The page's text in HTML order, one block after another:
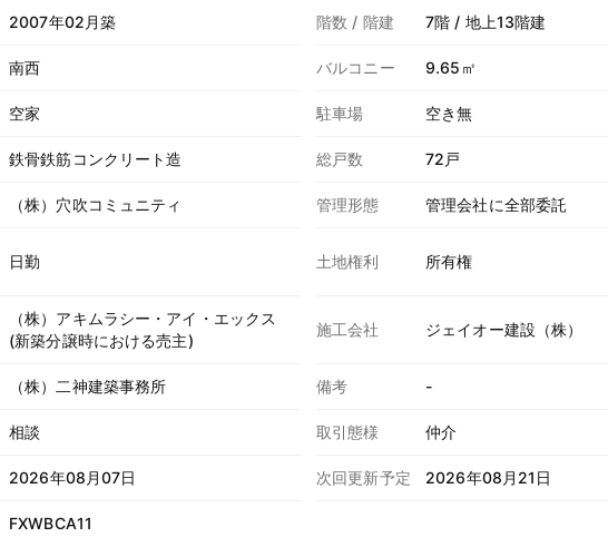
2007年02月築 階数 / 階建 7階 / 地上13階建
南西 バルコニー 9.65㎡
空家 駐車場 空き無
鉄骨鉄筋コンクリート造 総戸数 72戸
（株）穴吹コミュニティ 管理形態 管理会社に全部委託
日勤 土地権利 所有権
（株）アキムラシー・アイ・エックス
(新築分譲時における売主)
施工会社 ジェイオー建設（株）
（株）二神建築事務所 備考 -
相談 取引態様 仲介
2026年08月07日 次回更新予定 2026年08月21日
FXWBCA11